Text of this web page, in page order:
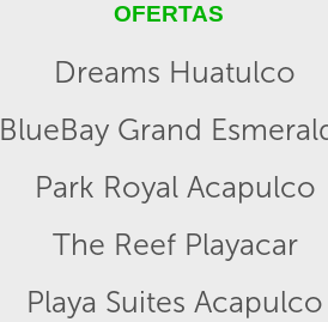
OFERTAS
Dreams Huatulco
BlueBay Grand
Park Royal Acapulco
The Reef Playacar
Playa Suites Acapulco